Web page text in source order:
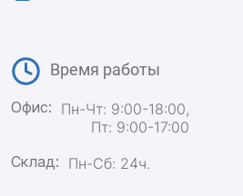
Время работы
Офис: Пн-Чт: 9:00-18:00,
Пт: 9:00-17:00
Склад: Пн-Сб: 24ч.